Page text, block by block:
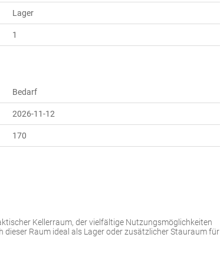
Lager
1
Bedarf
2026-11-12
170
Kellerraum, der vielfältige Nutzungsmöglichkeiten
Raum ideal als Lager oder zusätzlicher Stauraum für